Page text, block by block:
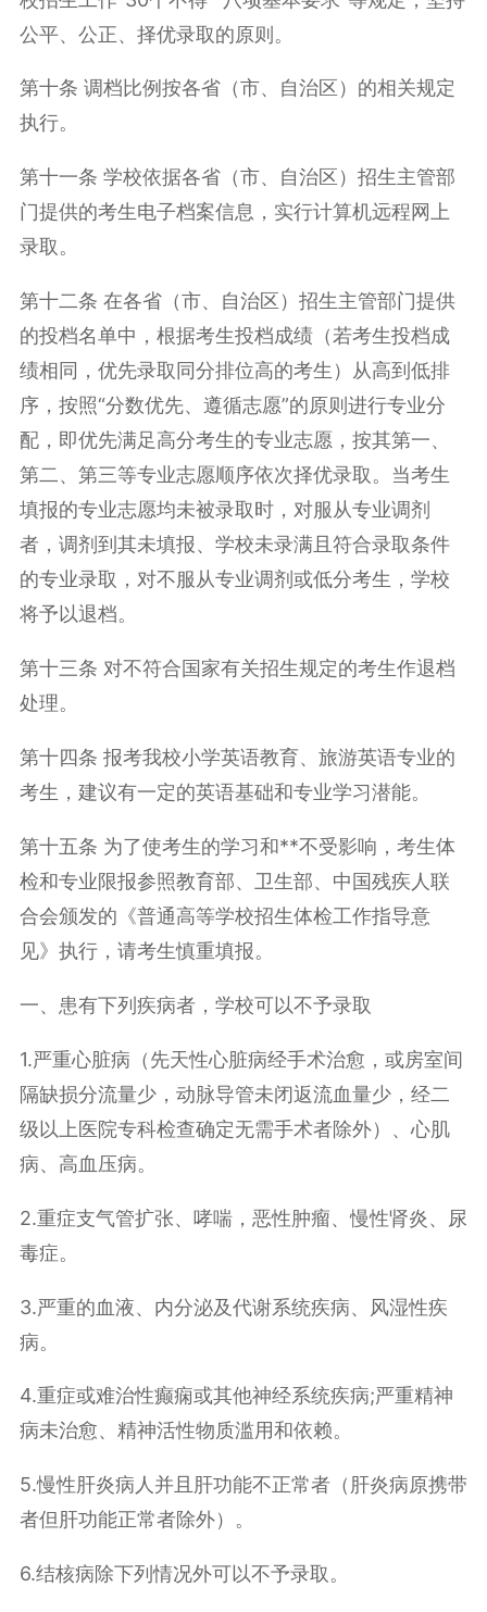
公平、公正、择优录取的原则。
第十条 调档比例按各省（市、自治区）的相关规定
执行。
第十一条 学校依据各省（市、自治区）招生主管部
门提供的考生电子档案信息，实行计算机远程网上
录取。
第十二条 在各省（市、自治区）招生主管部门提供
的投档名单中，根据考生投档成绩（若考生投档成
绩相同，优先录取同分排位高的考生）从高到低排
序，按照“分数优先、遵循志愿”的原则进行专业分
配，即优先满足高分考生的专业志愿，按其第一、
第二、第三等专业志愿顺序依次择优录取。当考生
填报的专业志愿均未被录取时，对服从专业调剂
者，调剂到其未填报、学校未录满且符合录取条件
的专业录取，对不服从专业调剂或低分考生，学校
将予以退档。
第十三条 对不符合国家有关招生规定的考生作退档
处理。
第十四条 报考我校小学英语教育、旅游英语专业的
考生，建议有一定的英语基础和专业学习潜能。
第十五条 为了使考生的学习和**不受影响，考生体
检和专业限报参照教育部、卫生部、中国残疾人联
合会颁发的《普通高等学校招生体检工作指导意
见》执行，请考生慎重填报。
一、患有下列疾病者，学校可以不予录取
1.严重心脏病（先天性心脏病经手术治愈，或房室间
隔缺损分流量少，动脉导管未闭返流血量少，经二
级以上医院专科检查确定无需手术者除外）、心肌
病、高血压病。
2.重症支气管扩张、哮喘，恶性肿瘤、慢性肾炎、尿
毒症。
3.严重的血液、内分泌及代谢系统疾病、风湿性疾
病。
4.重症或难治性癫痫或其他神经系统疾病;严重精神
病未治愈、精神活性物质滥用和依赖。
5.慢性肝炎病人并且肝功能不正常者（肝炎病原携带
者但肝功能正常者除外）。
6.结核病除下列情况外可以不予录取。